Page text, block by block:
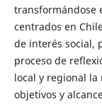
transformándose
centrados en
de interés social,
proceso de
local y regional la
objetivos y